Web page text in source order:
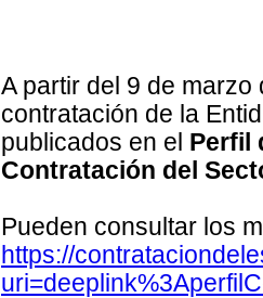
A partir del 9 de
contratación de la
publicados en el Perfil
Contratación del
Pueden consultar los
https://